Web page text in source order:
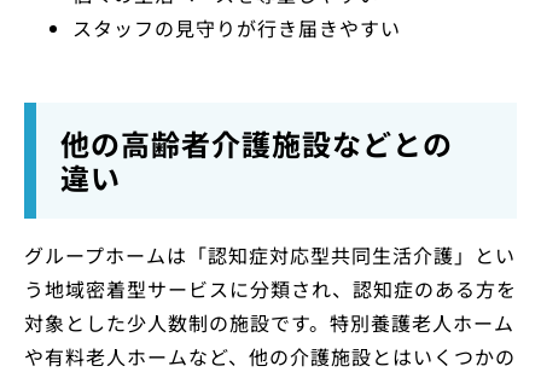
スタッフの見守りが行き届きやすい
他の高齢者介護施設などとの
違い
グループホームは「認知症対応型共同生活介護」とい
う地域密着型サービスに分類され、認知症のある方を
対象とした少人数制の施設です。特別養護老人ホーム
や有料老人ホームなど、他の介護施設とはいくつかの